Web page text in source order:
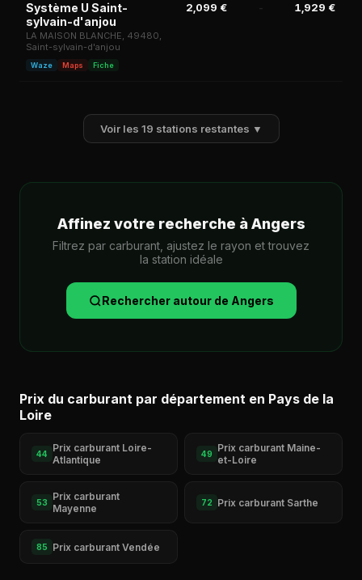
Système U Saint-
sylvain-d'anjou
LA MAISON BLANCHE, 49480,
Saint-sylvain-d'anjou
Waze Maps Fiche
2,099 € - 1,929 €
Voir les 19 stations restantes ▼
Affinez votre recherche à Angers
Filtrez par carburant, ajustez le rayon et trouvez
la station idéale
Rechercher autour de Angers
Prix du carburant par département en Pays de la
Loire
44
Prix carburant Loire-
Atlantique
49
Prix carburant Maine-
et-Loire
53
Prix carburant
Mayenne
72 Prix carburant Sarthe
85 Prix carburant Vendée